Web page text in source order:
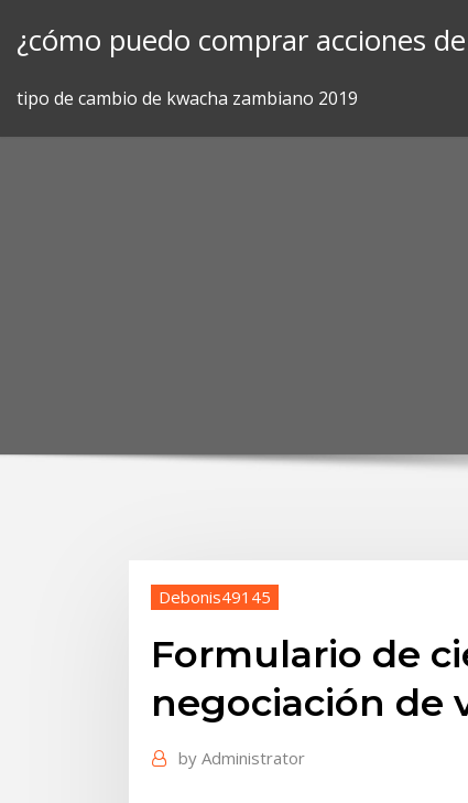
¿cómo puedo comprar acciones de
tipo de cambio de kwacha zambiano 2019
Debonis49145
Formulario de
negociación de
by Administrator